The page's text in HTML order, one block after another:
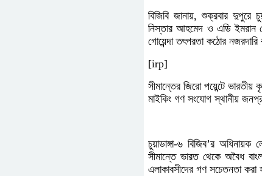
বিজিবি জানায়, শুক্রবার দুপুরে
নিস্তার আহমেদ ও এডি ইমরান
গোয়েন্দা তৎপরতা কঠোর নজরদারি
[irp]
সীমান্তের জিরো পয়েন্টে ভারতীয়
মাইকিং গণ সংযোগ স্থানীয়
চুয়াডাঙ্গা-৬ বিজিব’র
সীমান্তে ভারত থেকে অবৈধ
এলাকাবসীদের গণ সচেতনতা করা